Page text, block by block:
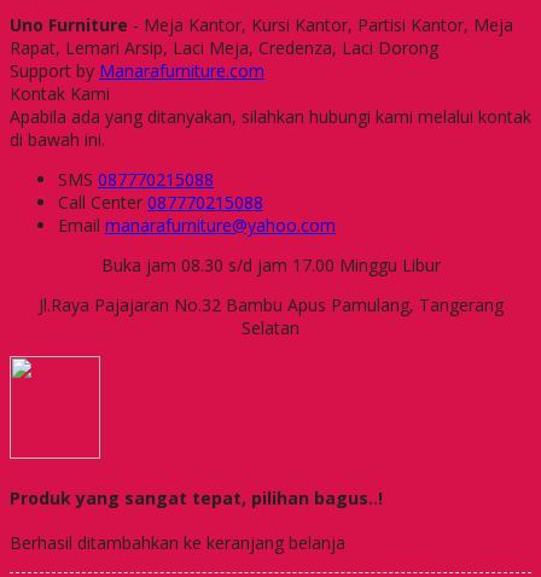
Uno Furniture - Meja Kantor, Kursi Kantor, Partisi Kantor, Meja
Rapat, Lemari Arsip, Laci Meja, Credenza, Laci Dorong
Support by Manarafurniture.com
Kontak Kami
Apabila ada yang ditanyakan, silahkan hubungi kami melalui kontak
di bawah ini.
SMS 087770215088
Call Center 087770215088
Email manarafurniture@yahoo.com
Buka jam 08.30 s/d jam 17.00 Minggu Libur
Jl.Raya Pajajaran No.32 Bambu Apus Pamulang, Tangerang
Selatan
Produk yang sangat tepat, pilihan bagus..!
Berhasil ditambahkan ke keranjang belanja